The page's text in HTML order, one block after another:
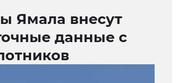
Ямала внесут
данные с